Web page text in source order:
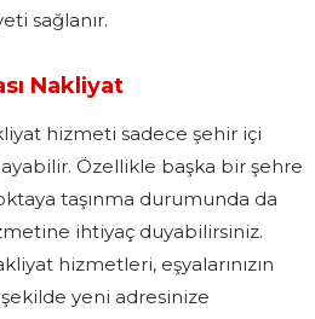
sağlanır.
Nakliyat
hizmeti sadece şehir içi
Özellikle başka bir şehre
taşınma durumunda da
ihtiyaç duyabilirsiniz.
hizmetleri, eşyalarınızın
yeni adresinize